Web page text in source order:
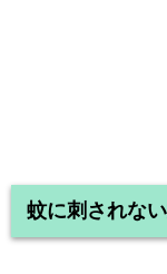
蚊に刺されな